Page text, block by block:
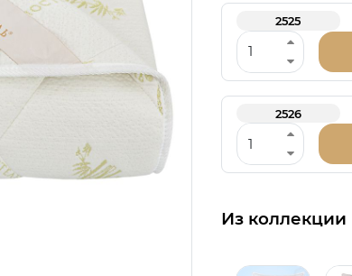
2525
2526
Из коллекции